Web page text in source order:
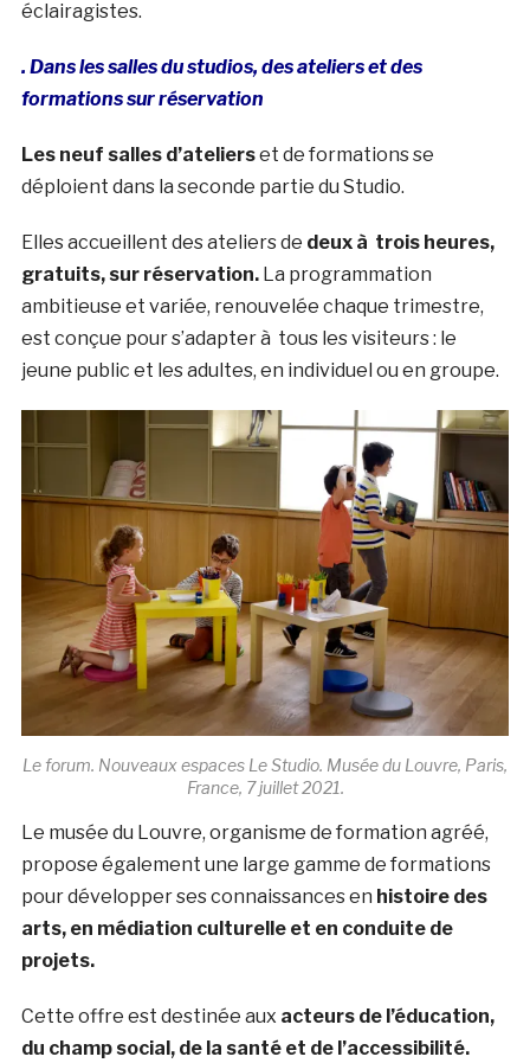
éclairagistes.
. Dans les salles du studios, des ateliers et des
formations sur réservation
Les neuf salles d’atelierset de formations se
déploient dans la seconde partie du Studio.
Elles accueillent des ateliers de deux à trois heures,
gratuits, sur réservation.La programmation
ambitieuse et variée, renouvelée chaque trimestre,
est conçue pour s’adapter à tous les visiteurs : le
jeune public et les adultes, en individuel ou en groupe.
Le forum. Nouveaux espaces Le Studio. Musée du Louvre, Paris,
France, 7 juillet 2021.
Le musée du Louvre, organisme de formation agréé,
propose également une large gamme de formations
pour développer ses connaissances en histoire des
arts, en médiation culturelle et en conduite de
projets.
Cette offre est destinée aux acteurs de l’éducation,
du champ social, de la santé et de l’accessibilité.